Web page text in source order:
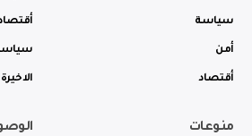
سياسة
أمن
أقتصاد الاخيرة
منوعات